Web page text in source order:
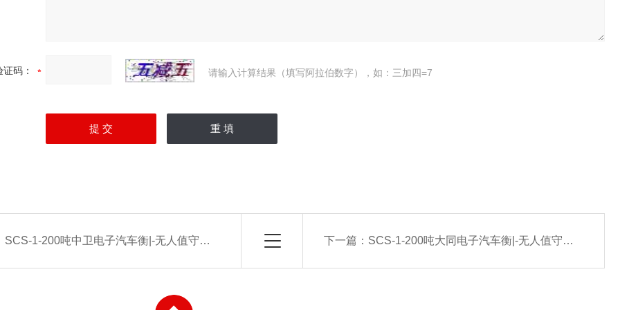
证码： 请输入计算结果（填写阿拉伯数字），如：三加四=7
SCS-1-200吨中卫电子汽车衡|-无人值守系统厂家 下一篇： SCS-1-200吨大同电子汽车衡|-无人值守系统厂家